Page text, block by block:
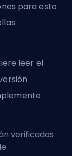
para esto
leer el
verificados